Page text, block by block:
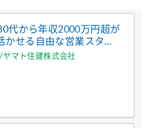
代から年収2000万円超が
せる自由な営業スタイ
期キャリアUPも可
マト住建株式会社